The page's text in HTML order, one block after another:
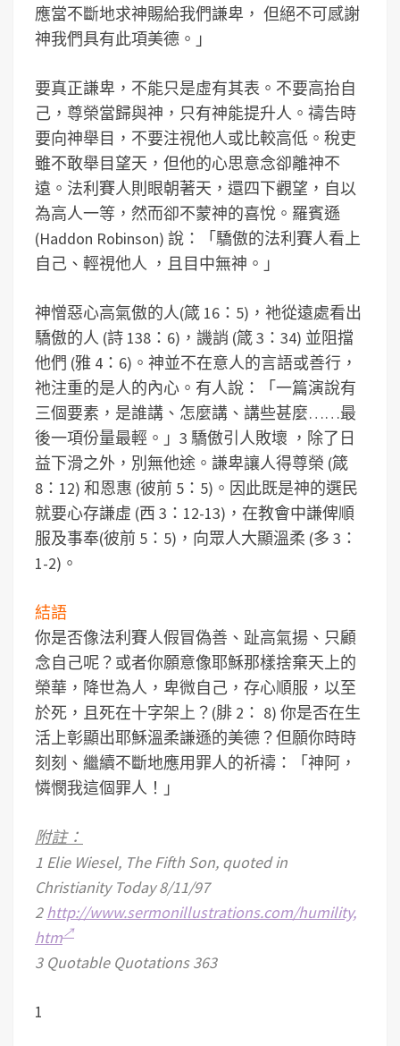
應當不斷地求神賜給我們謙卑， 但絕不可感謝
神我們具有此項美德。」
要真正謙卑，不能只是虛有其表。不要高抬自
己，尊榮當歸與神，只有神能提升人。禱告時
要向神舉目，不要注視他人或比較高低。稅吏
雖不敢舉目望天，但他的心思意念卻離神不
遠。法利賽人則眼朝著天，還四下觀望，自以
為高人一等，然而卻不蒙神的喜悅。羅賓遜
(Haddon Robinson) 說：「驕傲的法利賽人看上
自己、輕視他人 ，且目中無神。」
神憎惡心高氣傲的人(箴 16：5)，祂從遠處看出
驕傲的人 (詩 138：6)，譏誚 (箴 3：34) 並阻擋
他們 (雅 4：6)。神並不在意人的言語或善行，
祂注重的是人的內心。有人說：「一篇演說有
三個要素，是誰講、怎麼講、講些甚麼……最
後一項份量最輕。」3 驕傲引人敗壞 ，除了日
益下滑之外，別無他途。謙卑讓人得尊榮 (箴
8：12) 和恩惠 (彼前 5：5)。因此既是神的選民
就要心存謙虛 (西 3：12-13)，在教會中謙俾順
服及事奉(彼前 5：5)，向眾人大顯溫柔 (多 3：
1-2)。
結語
你是否像法利賽人假冒偽善、趾高氣揚、只顧
念自己呢？或者你願意像耶穌那樣捨棄天上的
榮華，降世為人，卑微自己，存心順服，以至
於死，且死在十字架上？(腓 2： 8) 你是否在生
活上彰顯出耶穌溫柔謙遜的美德？但願你時時
刻刻、繼續不斷地應用罪人的祈禱：「神阿，
憐憫我這個罪人！」
附註：
1 Elie Wiesel, The Fifth Son, quoted in
Christianity Today 8/11/97
2http://www.sermonillustrations.com/humility,
htm
3 Quotable Quotations 363
1